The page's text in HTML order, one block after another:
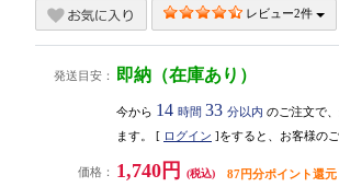
レビュー2件
発送目安： 即納（在庫あり）
今から 14 時間 33 分以内 のご注文で
ます。 [ ログイン ]をすると、お客様の
価格： 1,740円 (税込) 87円分ポイント還元